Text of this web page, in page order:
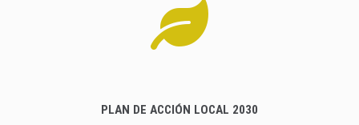
PLAN DE ACCIÓN LOCAL 2030